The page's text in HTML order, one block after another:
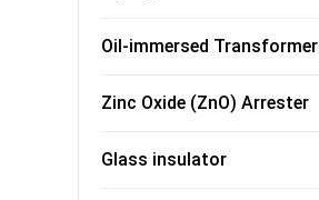
Oil-immersed Transformer
Zinc Oxide (ZnO) Arrester
Glass insulator